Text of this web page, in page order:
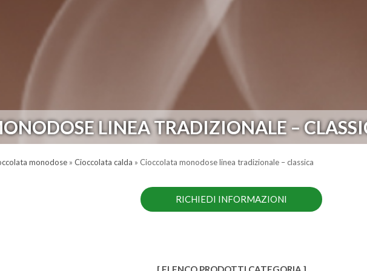
LINEA TRADIZIONALE –
monodose » Cioccolata calda » Cioccolata monodose linea tradizionale – classica
RICHIEDI INFORMAZIONI